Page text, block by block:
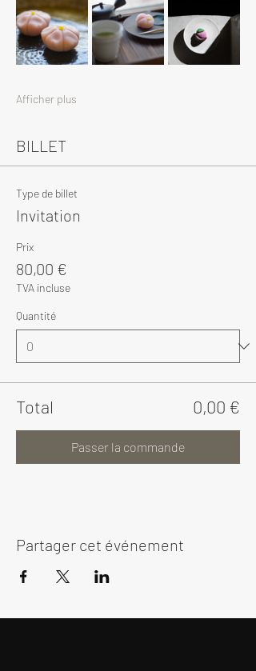
Afficher plus
BILLET
Type de billet
Invitation
Prix
80,00 €
TVA incluse
Quantité
Total 0,00 €
Passer la commande
Partager cet événement